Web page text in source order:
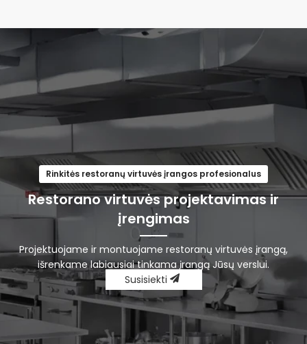
Rinkitės restoranų virtuvės įrangos profesionalus
Restorano virtuvės projektavimas ir
įrengimas
Projektuojame ir montuojame restoranų virtuvės įrangą,
išrenkame labiausiai tinkama įrangą Jūsų verslui.
Susisiekti